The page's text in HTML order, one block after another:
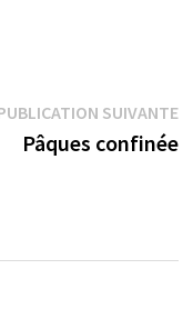
SUIVANTE
Pâques confinée